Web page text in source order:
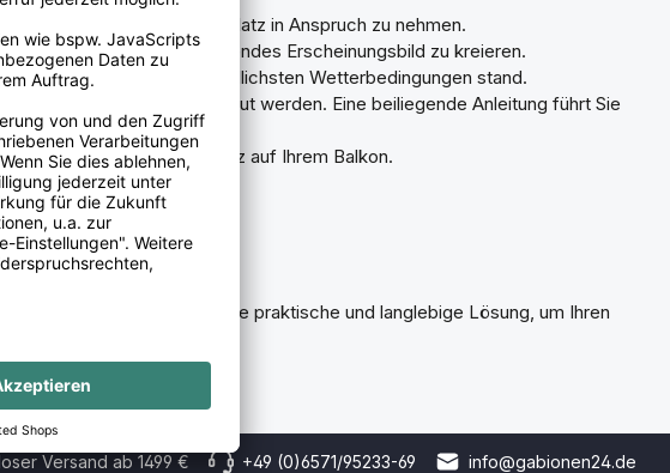
Lösung, ohne viel Platz in Anspruch zu nehmen.
individuelles und ansprechendes Erscheinungsbild zu kreieren.
und hält den unterschiedlichsten Wetterbedingungen stand.
einfach aufgebaut werden. Eine beiliegende Anleitung führt Sie
als individuellen Sichtschutz auf Ihrem Balkon.
Sie bietet Ihnen eine praktische und langlebige Lösung, um Ihren
Versand ab 1499 € +49 (0)6571/95233-69 info@gabionen24.de